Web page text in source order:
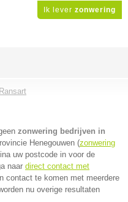
Ik lever zonwering
Ransart
zonwering bedrijven in
Henegouwen (zonwering
uw postcode in voor de
naar direct contact met
contact te komen met meerdere
nu overige resultaten